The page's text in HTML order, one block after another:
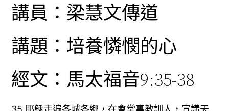
講員：梁慧文傳道
講題：培養憐憫的心
經文：馬太福音9:35-38